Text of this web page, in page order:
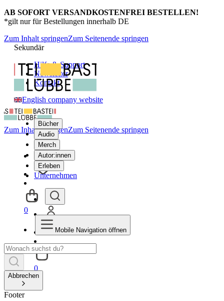
AB SOFORT VERSANDKOSTENFREI BESTELLEN!
*gilt nur für Bestellungen innerhalb DE
Zum Inhalt springenZum Seitenende springen
Sekundär
Hilfe & Support
Newsletter
Kontakt
English company website
Bücher
Audio
Merch
Autor:innen
Erleben
Unternehmen
0
Zum Inhalt springenZum Seitenende springen
0
Mobile Navigation öffnen
Abbrechen
Footer